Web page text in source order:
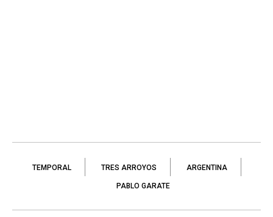
TEMPORAL TRES ARROYOS ARGENTINA
PABLO GARATE